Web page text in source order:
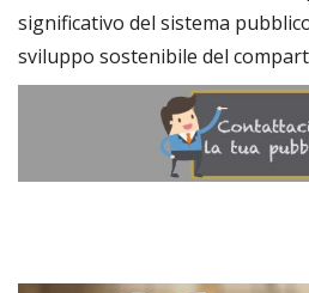
significativo del sistema
sviluppo sostenibile del